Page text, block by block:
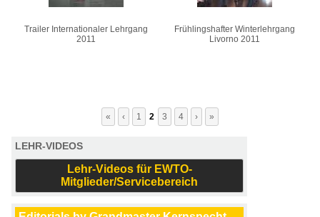
Trailer Internationaler Lehrgang
2011
Frühlingshafter Winterlehrgang
Livorno 2011
« ‹ 1 2 3 4 › »
LEHR-VIDEOS
Lehr-Videos für EWTO-
Mitglieder/Servicebereich